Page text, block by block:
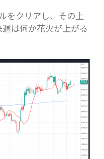
をクリアし、その上
は何か花火が上がる